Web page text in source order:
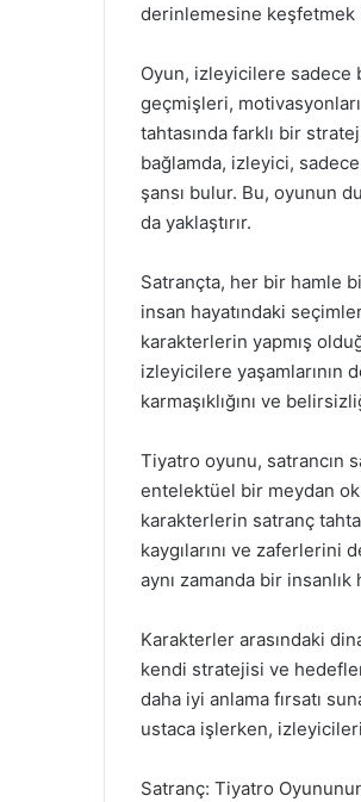
derinlemesine keşfetmek
Oyun, izleyicilere sadece
geçmişleri,
tahtasında farklı bir
bağlamda, izleyici,
şansı bulur. Bu, oyunun
da yaklaştırır.
Satrançta, her bir hamle
insan hayatındaki
karakterlerin yapmış
izleyicilere yaşamlarının
karmaşıklığını ve
Tiyatro oyunu, satrancın
entelektüel bir meydan
karakterlerin satranç
kaygılarını ve zaferlerini
aynı zamanda bir
Karakterler arasındaki
kendi stratejisi ve
daha iyi anlama fırsatı
ustaca işlerken,
Satranç: Tiyatro